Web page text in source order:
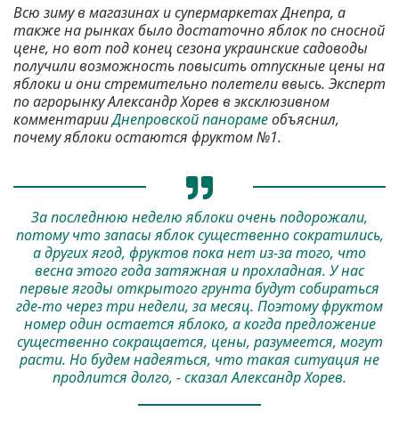
Всю зиму в магазинах и супермаркетах Днепра, а
также на рынках было достаточно яблок по сносной
цене, но вот под конец сезона украинские садоводы
получили возможность повысить отпускные цены на
яблоки и они стремительно полетели ввысь. Эксперт
по агрорынку Александр Хорев в эксклюзивном
комментарииДнепровской панорамеобъяснил,
почему яблоки остаются фруктом №1.
За последнюю неделю яблоки очень подорожали,
потому что запасы яблок существенно сократились,
а других ягод, фруктов пока нет из-за того, что
весна этого года затяжная и прохладная. У нас
первые ягоды открытого грунта будут собираться
где-то через три недели, за месяц. Поэтому фруктом
номер один остается яблоко, а когда предложение
существенно сокращается, цены, разумеется, могут
расти. Но будем надеяться, что такая ситуация не
продлится долго, - сказал Александр Хорев.